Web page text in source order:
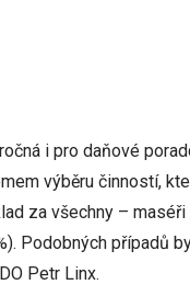
i pro daňové
výběru činností,
za všechny –
Podobných případů
Petr Linx.